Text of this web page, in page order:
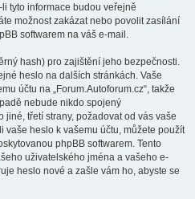
tyto informace budou veřejně
možnost zakázat nebo povolit zasílání
softwarem na váš e-mail.
hash) pro zajištění jeho bezpečnosti.
heslo na dalších stránkách. Vaše
účtu na „Forum.Autoforum.cz“, takže
nebude nikdo spojený
jiné, třetí strany, požadovat od vás vaše
vaše heslo k vašemu účtu, můžete použít
phpBB softwarem. Tento
uživatelského jména a vašeho e-
heslo nové a zašle vám ho, abyste se